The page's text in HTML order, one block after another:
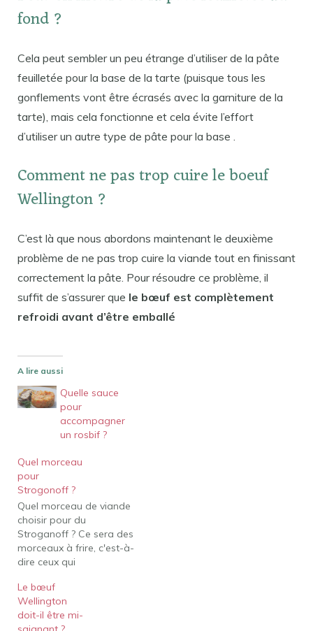
fond ?
Cela peut sembler un peu étrange d’utiliser de la pâte
feuilletée pour la base de la tarte (puisque tous les
gonflements vont être écrasés avec la garniture de la
tarte), mais cela fonctionne et cela évite l’effort
d’utiliser un autre type de pâte pour la base .
Comment ne pas trop cuire le boeuf
Wellington ?
C’est là que nous abordons maintenant le deuxième
problème de ne pas trop cuire la viande tout en finissant
correctement la pâte. Pour résoudre ce problème, il
suffit de s’assurer que le bœuf est complètement
refroidi avant d’être emballé
A lire aussi
Quelle sauce
pour
accompagner
un rosbif ?
Quel morceau
pour
Strogonoff ?
Quel morceau de viande
choisir pour du
Stroganoff ? Ce sera des
morceaux à frire, c'est-à-
dire ceux qui
vingtaine de minutes de
cuisson : du filet, la tende
de tranche, du rumsteck…
Le bœuf
Wellington
doit-il être mi-